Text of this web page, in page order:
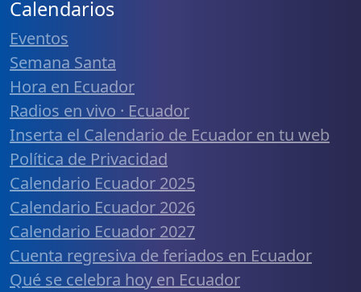
Calendarios
Eventos
Semana Santa
Hora en Ecuador
Radios en vivo · Ecuador
Inserta el Calendario de Ecuador en tu web
Política de Privacidad
Calendario Ecuador 2025
Calendario Ecuador 2026
Calendario Ecuador 2027
Cuenta regresiva de feriados en Ecuador
Qué se celebra hoy en Ecuador